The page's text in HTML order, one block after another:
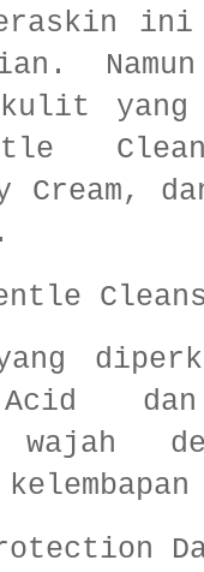
kulit
Cream,
Acid
wajah